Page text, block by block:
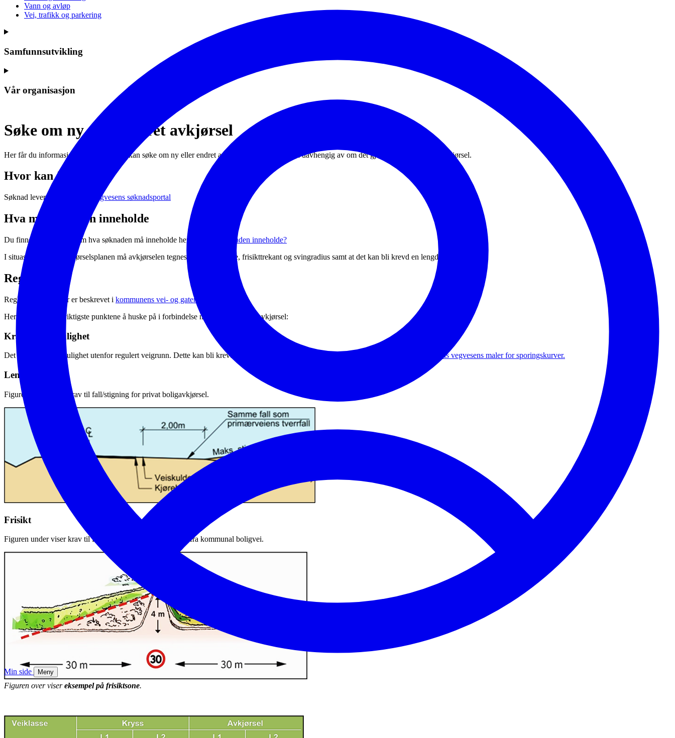
Min side Meny
Vann og avløp
Vei, trafikk og parkering
Samfunnsutvikling
Vår organisasjon
Søke om ny eller endret avkjørsel
Her får du informasjon om hvordan du kan søke om ny eller endret avkjørsel. Prosessen er lik uavhengig av om det gjelder ny eller endret avkjørsel.
Hvor kan jeg søke
Søknad leveres via Statens vegvesens søknadsportal
Hva må søknaden inneholde
Du finner informasjon om hva søknaden må inneholde her;
Hva må søknaden inneholde?
I situasjonsplanen/avkjørselsplanen må avkjørselen tegnes inn med bredde, frisikttrekant og svingradius samt at det kan bli krevd en lengdeprofil.
Regler
Regler for avkjørsler er beskrevet i kommunens vei- og gatenorm
Her er noen av de viktigste punktene å huske på i forbindelse med utforming av avkjørsel:
Krav til snumulighet
Det er krav til snumulighet utenfor regulert veigrunn. Dette kan bli krevd vist i situasjonsplanen/avkjørselsplanen. Det må da benyttes Statens vegvesens maler for sporingskurver.
Lengdeprofil
Figuren under viser krav til fall/stigning for privat boligavkjørsel.
Frisikt
Figuren under viser krav til frisikt for privat boligavkjørsel fra kommunal boligvei.
Figuren over visereksempel på frisiktsone.